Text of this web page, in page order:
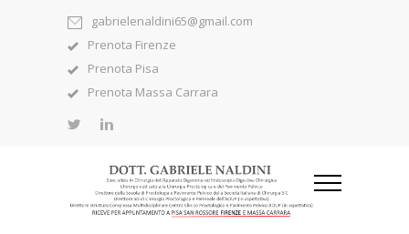
gabrielenaldini65@gmail.com
Prenota Firenze
Prenota Pisa
Prenota Massa Carrara